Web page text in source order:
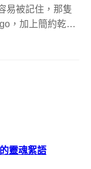
易被記住，那隻
，加上簡約乾淨
靈魂絮語